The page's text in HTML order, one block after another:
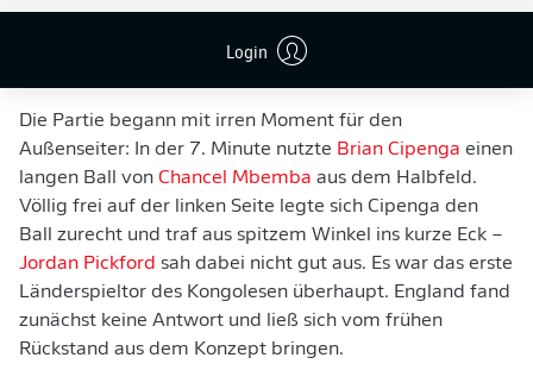
Login
CIPENGA SCHOCKT ENGLAND FRÜH
Die Partie begann mit irren Moment für den
Außenseiter: In der 7. Minute nutzte Brian Cipenga einen
langen Ball von Chancel Mbemba aus dem Halbfeld.
Völlig frei auf der linken Seite legte sich Cipenga den
Ball zurecht und traf aus spitzem Winkel ins kurze Eck –
Jordan Pickford sah dabei nicht gut aus. Es war das erste
Länderspieltor des Kongolesen überhaupt. England fand
zunächst keine Antwort und ließ sich vom frühen
Rückstand aus dem Konzept bringen.